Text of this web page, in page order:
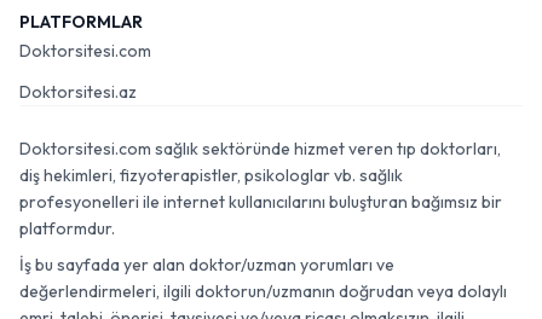
PLATFORMLAR
Doktorsitesi.com
Doktorsitesi.az
Doktorsitesi.com sağlık sektöründe hizmet veren tıp doktorları,
diş hekimleri, fizyoterapistler, psikologlar vb. sağlık
profesyonelleri ile internet kullanıcılarını buluşturan bağımsız bir
platformdur.
İş bu sayfada yer alan doktor/uzman yorumları ve
değerlendirmeleri, ilgili doktorun/uzmanın doğrudan veya dolaylı